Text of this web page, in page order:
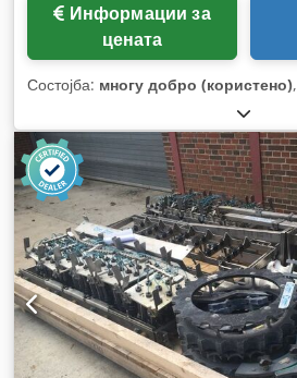
цената
Состојба: многу добро (користено),